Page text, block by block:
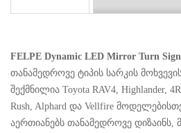
FELPE Dynamic LED Mirror Turn
თანამედროვე ტიპის სარკის
შექმნილია Toyota RAV4, Highlander,
Rush, Alphard და Vellfire
აერთიანებს თანამედროვე